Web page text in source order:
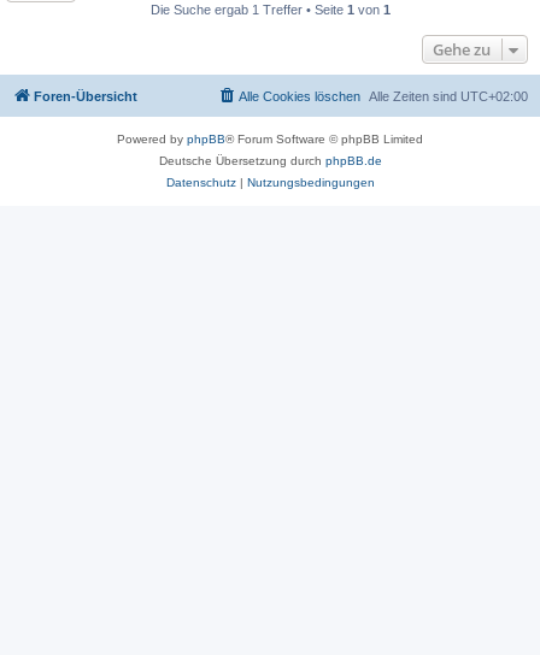
Die Suche ergab 1 Treffer • Seite 1 von 1
Gehe zu
Foren-Übersicht Alle Zeiten sind UTC+02:00
Alle Cookies löschen
Powered by phpBB® Forum Software © phpBB Limited
Deutsche Übersetzung durch phpBB.de
Datenschutz| Nutzungsbedingungen